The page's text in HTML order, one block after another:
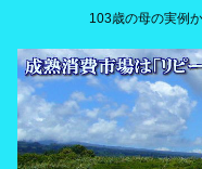
103歳の母の実例